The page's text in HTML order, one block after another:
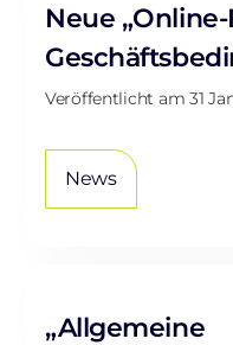
Neue
Veröffentlicht am 31
News
„Allgemeine